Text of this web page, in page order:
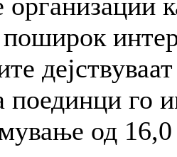
поединци го
од